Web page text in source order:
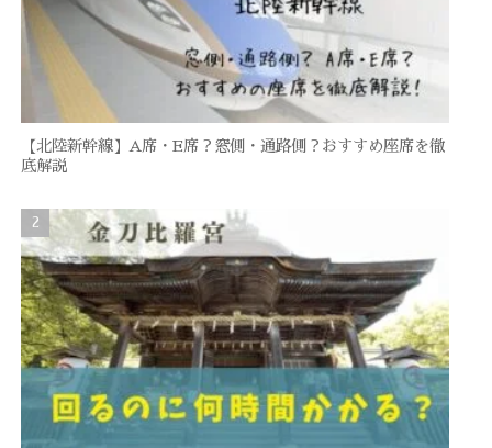
【北陸新幹線】A席・E席？窓側・通路側？おすすめ座席を徹
底解説